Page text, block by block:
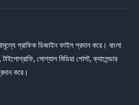
গ্রাফিক ডিজাইন ফাইল প্রদান করে। বাংলা
টাইপোগ্রাফি, সোশ্যাল মিডিয়া পোস্ট, ক্যালেন্ডার
করে।